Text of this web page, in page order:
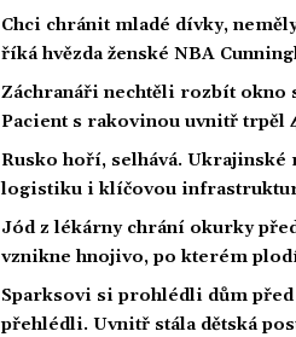
Chci chránit mladé dívky,
říká hvězda ženské NBA
Záchranáři nechtěli rozbít okno
Pacient s rakovinou uvnitř trpěl
Rusko hoří, selhává.
logistiku i klíčovou
Jód z lékárny chrání okurky
vznikne hnojivo, po kterém
Sparksovi si prohlédli dům
přehlédli. Uvnitř stála dětská